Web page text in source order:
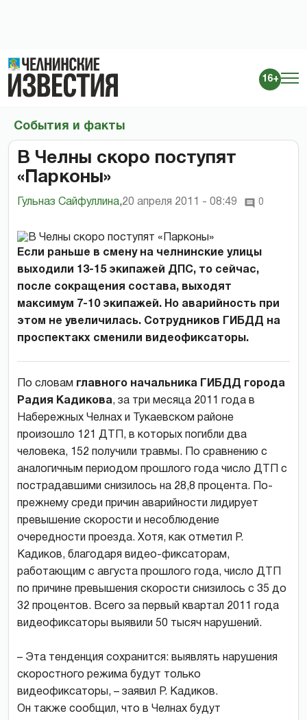
16+
События и факты
В Челны скоро поступят
«Парконы»
Гульназ Сайфуллина,20 апреля 2011 - 08:49 0
Если раньше в смену на челнинские улицы
выходили 13-15 экипажей ДПС, то сейчас,
после сокращения состава, выходят
максимум 7-10 экипажей. Но аварийность при
этом не увеличилась. Сотрудников ГИБДД на
проспектакх сменили видеофиксаторы.
По словам главного начальника ГИБДД города
Радия Кадикова, за три месяца 2011 года в
Набережных Челнах и Тукаевском районе
произошло 121 ДТП, в которых погибли два
человека, 152 получили травмы. По сравнению с
аналогичным периодом прошлого года число ДТП с
пострадавшими снизилось на 28,8 процента. По-
прежнему среди причин аварийности лидирует
превышение скорости и несоблюдение
очередности проезда. Хотя, как отметил Р.
Кадиков, благодаря видео-фиксаторам,
работающим с августа прошлого года, число ДТП
по причине превышения скорости снизилось с 35 до
32 процентов. Всего за первый квартал 2011 года
видеофиксаторы выявили 50 тысяч нарушений.
– Эта тенденция сохранится: выявлять нарушения
скоростного режима будут только
видеофиксаторы, – заявил Р. Кадиков.
Он также сообщил, что в Челнах будут